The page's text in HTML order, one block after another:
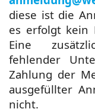
diese ist die
es erfolgt kein
Eine
fehlender
Zahlung der
ausgefüllter
nicht.